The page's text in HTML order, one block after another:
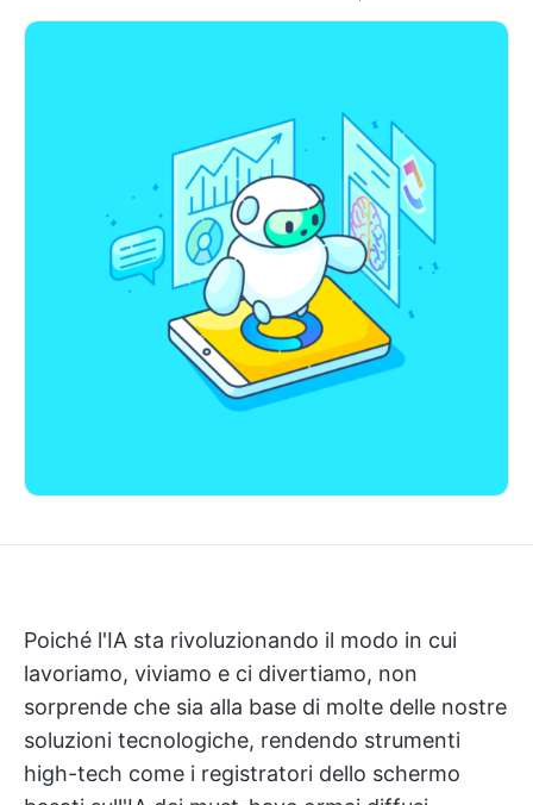
Poiché l'IA sta rivoluzionando il modo in cui
lavoriamo, viviamo e ci divertiamo, non
sorprende che sia alla base di molte delle nostre
soluzioni tecnologiche, rendendo strumenti
high-tech come i registratori dello schermo